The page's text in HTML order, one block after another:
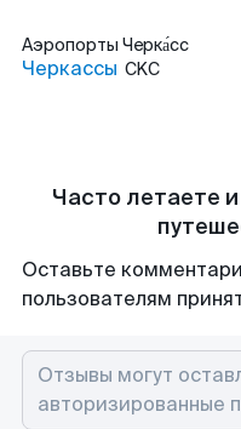
Аэропорты Черка́сс
Черкассы CKC
Часто летаете
Оставьте
пользователям